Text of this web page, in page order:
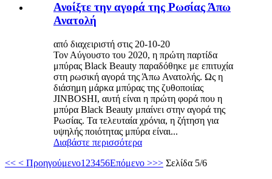
Ανοίξτε την αγορά της Ρωσίας Άπω
Ανατολή
από διαχειριστή στις 20-10-20
Τον Αύγουστο του 2020, η πρώτη παρτίδα
μπύρας Black Beauty παραδόθηκε με επιτυχία
στη ρωσική αγορά της Άπω Ανατολής. Ως η
διάσημη μάρκα μπύρας της ζυθοποιίας
JINBOSHI, αυτή είναι η πρώτη φορά που η
μπύρα Black Beauty μπαίνει στην αγορά της
Ρωσίας. Τα τελευταία χρόνια, η ζήτηση για
υψηλής ποιότητας μπύρα είναι...
Διαβάστε περισσότερα
<< < Προηγούμενο1 23456Επόμενο >>> Σελίδα 5/6